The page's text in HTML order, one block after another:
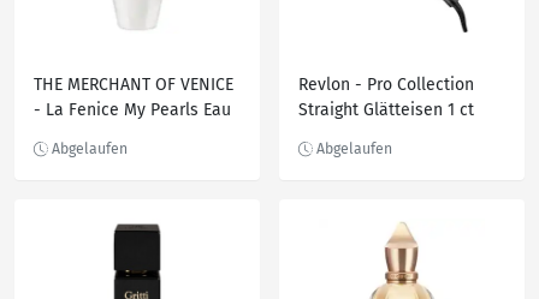
THE MERCHANT OF VENICE
- La Fenice My Pearls Eau
Revlon - Pro Collection
Straight Glätteisen 1 ct